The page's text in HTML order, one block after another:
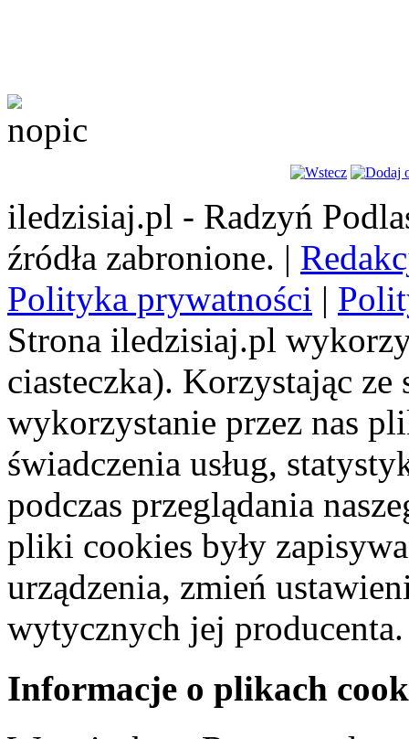
iledzisiaj.pl - Radzyń
źródła zabronione. |
Polityka prywatności |
Strona iledzisiaj.pl
ciasteczka). Korzystając
wykorzystanie przez nas
świadczenia usług,
podczas przeglądania
pliki cookies były
urządzenia, zmień
wytycznych jej producenta.
Informacje o plikach